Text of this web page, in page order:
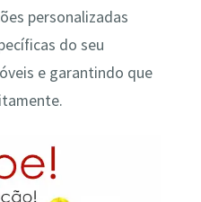
personalizadas
do seu
e garantindo que